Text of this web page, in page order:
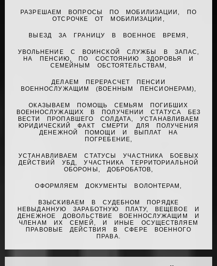
РАЗРЕШАЕМ ВОПРОСЫ ПО МОБИЛИЗАЦИИ, ПО
ОТСРОЧКЕ ОТ МОБИЛИЗАЦИИ,
ВЫЕЗД ЗА ГРАНИЦУ В ВОЕННОЕ ВРЕМЯ,
УВОЛЬНЕНИЕ С ВОИНСКОЙ СЛУЖБЫ В ЗАПАС,
НА ПЕНСИЮ, ПО СОСТОЯНИЮ ЗДОРОВЬЯ И
СЕМЕЙНЫМ ОБСТОЯТЕЛЬСТВАМ,
ДЕЛАЕМ ПЕРЕРАСЧЕТ ПЕНСИИ
ВОЕННОСЛУЖАЩИМ (ВОЕННЫМ ПЕНСИОНЕРАМ),
ОКАЗЫВАЕМ ПОМОЩЬ СЕМЬЯМ ПОГИБШИХ
ВОЕННОСЛУЖАЩИХ В ПОЛУЧЕНИИ СТАТУСА БЕЗ
ВЕСТИ ПРОПАВШЕГО СОЛДАТА, УСТАНАВЛИВАЕМ
ЮРИДИЧЕСКИЙ ФАКТ СМЕРТИ ДЛЯ ПОЛУЧЕНИЯ
ДЕНЕЖНОЙ ПОМОЩИ И ВЫПЛАТ НА
ПОГРЕБЕНИЕ,
УСТАНАВЛИВАЕМ СТАТУСЫ УЧАСТНИКА БОЕВЫХ
ДЕЙСТВИЙ УБД, УЧАСТНИКА ТЕРРИТОРИАЛЬНОЙ
ОБОРОНЫ, ДОБРОБАТОВ,
ОФОРМЛЯЕМ ДОКУМЕНТЫ ВОЛОНТЕРАМ,
ВЗЫСКИВАЕМ В СУДЕБНОМ ПОРЯДКЕ
НЕВЫДАННУЮ ЗАРАБОТНУЮ ПЛАТУ, ВЕЩЕВОЕ И
ДЕНЕЖНОЕ ДОВОЛЬСТВИЕ ВОЕННОСЛУЖАЩИМ И
ЧЛЕНАМ ИХ СЕМЕЙ, И ИНЫЕ ОСУЩЕСТВЛЯЕМ
ПРАВОВЫЕ ДЕЙСТВИЯ В СФЕРЕ ВОЕННОГО
ПРАВА.